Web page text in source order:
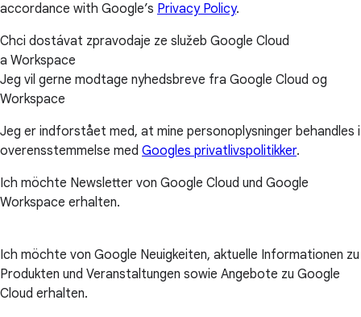
accordance with Google’s Privacy Policy.
Chci dostávat zpravodaje ze služeb Google Cloud
a Workspace
Jeg vil gerne modtage nyhedsbreve fra Google Cloud og
Workspace
Jeg er indforstået med, at mine personoplysninger behandles i
overensstemmelse med Googles privatlivspolitikker.
Ich möchte Newsletter von Google Cloud und Google
Workspace erhalten.
Ich möchte von Google Neuigkeiten, aktuelle Informationen zu
Produkten und Veranstaltungen sowie Angebote zu Google
Cloud erhalten.